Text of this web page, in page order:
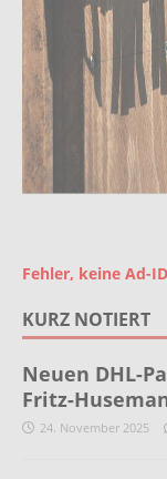
Fehler, keine Ad-
KURZ NOTIERT
Neuen DHL-
Fritz-
24. November 2025